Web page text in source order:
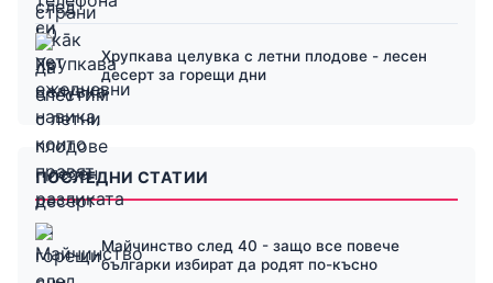
Хрупкава целувка с летни плодове - лесен
десерт за горещи дни
ПОСЛЕДНИ СТАТИИ
Майчинство след 40 - защо все повече
българки избират да родят по-късно